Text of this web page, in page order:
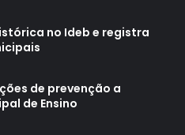
no Ideb e registra
de prevenção a
de Ensino